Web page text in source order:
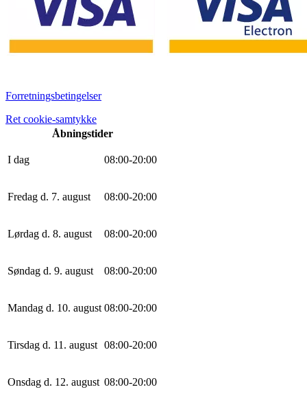
Forretningsbetingelser
Ret cookie-samtykke
Åbningstider
I dag 08:00-20:00
Fredag d. 7. august 08:00-20:00
Lørdag d. 8. august 08:00-20:00
Søndag d. 9. august 08:00-20:00
Mandag d. 10. august 08:00-20:00
Tirsdag d. 11. august 08:00-20:00
Onsdag d. 12. august 08:00-20:00